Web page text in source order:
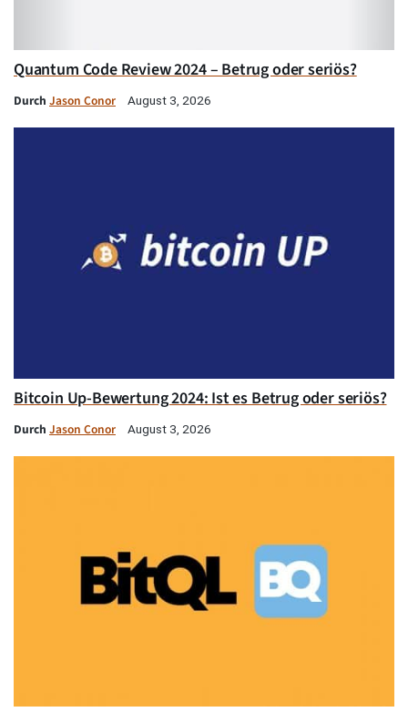
Quantum Code Review 2024 – Betrug oder seriös?
Durch Jason Conor August 3, 2026
Bitcoin Up-Bewertung 2024: Ist es Betrug oder seriös?
Durch Jason Conor August 3, 2026